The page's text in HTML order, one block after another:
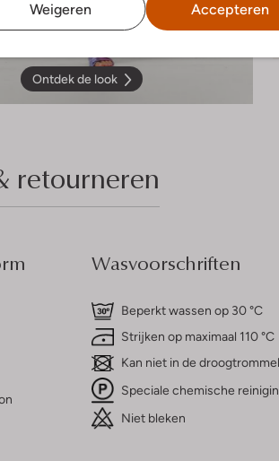
Weigeren Accepteren
Ontdek de look
retourneren
Wasvoorschriften
Beperkt wassen op 30 °C
Strijken op maximaal 110 °C
Kan niet in de droogtrommel
Speciale chemische
Niet bleken